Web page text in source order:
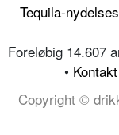
Tequila-
Foreløbig 14.607
• Kontakt
Copyright ©